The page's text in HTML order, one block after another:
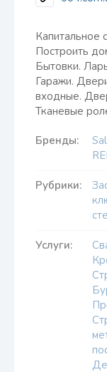
Капитальное
Построить
Бытовки.
Гаражи.
входные.
Тканевые
Бренды:
Рубрики:
Услуги: